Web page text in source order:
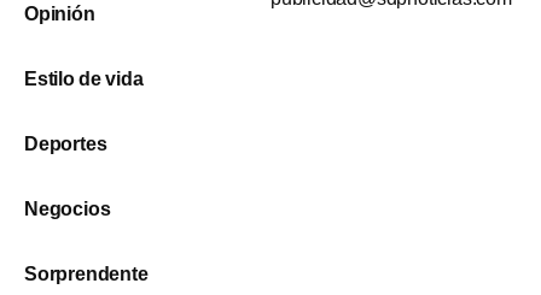
Opinión
Estilo de vida
Deportes
Negocios
Sorprendente